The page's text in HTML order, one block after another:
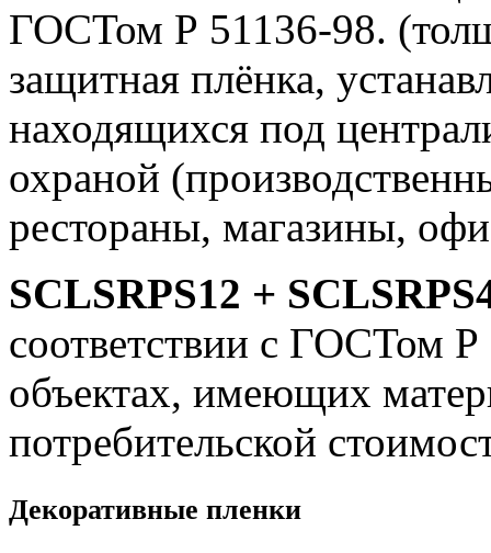
ГОСТом Р 51136-98.
защитная плёнка,
находящихся под
охраной
рестораны, магазины,
SCLSRPS12 +
соответствии с ГОСТом Р
объектах, имеющих
потребительской
Декоративные пленки